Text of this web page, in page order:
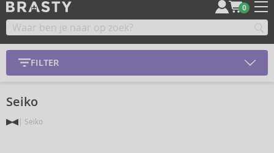
0
FILTER
Seiko
Seiko